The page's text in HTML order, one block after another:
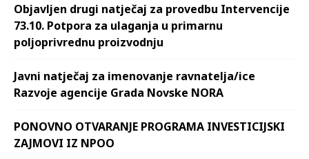
Objavljen drugi natječaj za provedbu Intervencije
73.10. Potpora za ulaganja u primarnu
poljoprivrednu proizvodnju
Javni natječaj za imenovanje ravnatelja/ice
Razvoje agencije Grada Novske NORA
PONOVNO OTVARANJE PROGRAMA INVESTICIJSKI
ZAJMOVI IZ NPOO